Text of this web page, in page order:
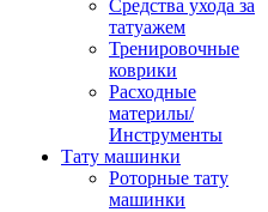
Средства ухода за
татуажем
Тренировочные
коврики
Расходные
материлы/
Инструменты
Тату машинки
Роторные тату
машинки